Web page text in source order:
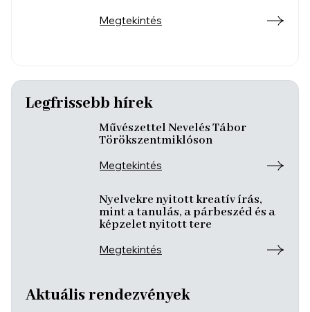
Megtekintés
Legfrissebb hírek
Művészettel Nevelés Tábor
Törökszentmiklóson
Megtekintés
Nyelvekre nyitott kreatív írás,
mint a tanulás, a párbeszéd és a
képzelet nyitott tere
Megtekintés
Aktuális rendezvények